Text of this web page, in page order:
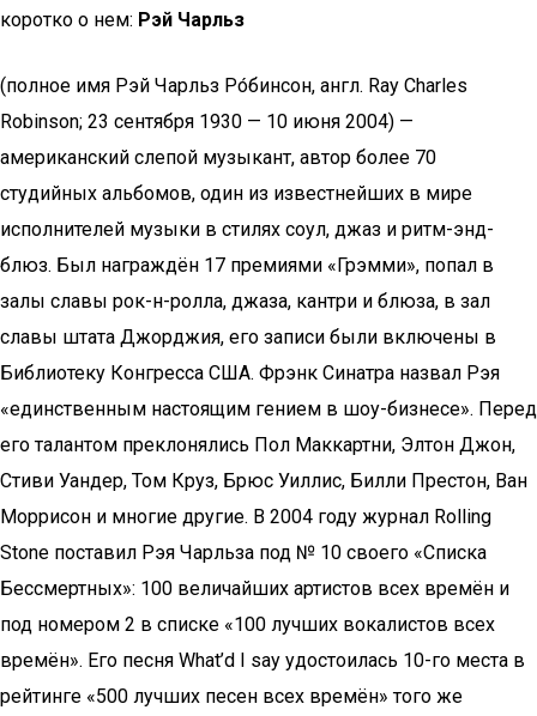
коротко о нем: Рэй Чарльз
(полное имя Рэй Чарльз Ро́бинсон, англ. Ray Charles
Robinson; 23 сентября 1930 — 10 июня 2004) —
американский слепой музыкант, автор более 70
студийных альбомов, один из известнейших в мире
исполнителей музыки в стилях соул, джаз и ритм-энд-
блюз. Был награждён 17 премиями «Грэмми», попал в
залы славы рок-н-ролла, джаза, кантри и блюза, в зал
славы штата Джорджия, его записи были включены в
Библиотеку Конгресса США. Фрэнк Синатра назвал Рэя
«единственным настоящим гением в шоу-бизнесе». Перед
его талантом преклонялись Пол Маккартни, Элтон Джон,
Стиви Уандер, Том Круз, Брюс Уиллис, Билли Престон, Ван
Моррисон и многие другие. В 2004 году журнал Rolling
Stone поставил Рэя Чарльза под № 10 своего «Списка
Бессмертных»: 100 величайших артистов всех времён и
под номером 2 в списке «100 лучших вокалистов всех
времён». Его песня What’d I say удостоилась 10-го места в
рейтинге «500 лучших песен всех времён» того же